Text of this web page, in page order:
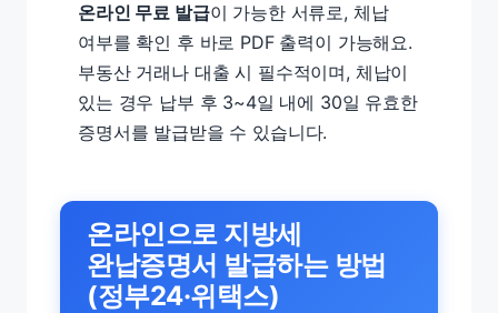
온라인 무료 발급이 가능한 서류로, 체납
여부를 확인 후 바로 PDF 출력이 가능해요.
부동산 거래나 대출 시 필수적이며, 체납이
있는 경우 납부 후 3~4일 내에 30일 유효한
증명서를 발급받을 수 있습니다.
온라인으로 지방세
완납증명서 발급하는 방법
(정부24·위택스)